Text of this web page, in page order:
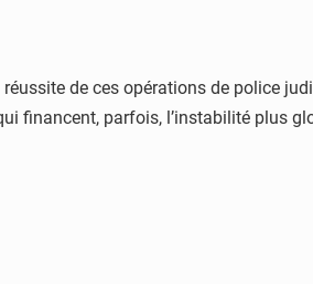
de ces opérations de police
financent, parfois, l’instabilité plus